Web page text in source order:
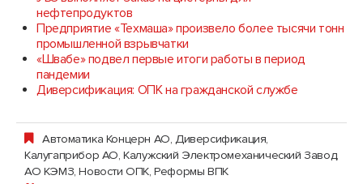
нефтепродуктов
Предприятие «Техмаша» произвело более тысячи тонн
промышленной взрывчатки
«Швабе» подвел первые итоги работы в период
пандемии
Диверсификация: ОПК на гражданской службе
Автоматика Концерн АО,Диверсификация,
Калугаприбор АО,Калужский Электромеханический Завод,
АО КЭМЗ,Новости ОПК,Реформы ВПК